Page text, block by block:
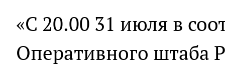
«С 20.00 31 июля в
Оперативного штаба